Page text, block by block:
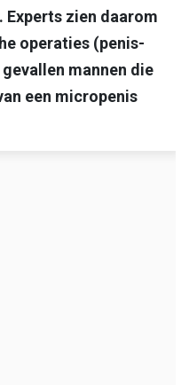
zien daarom
operaties (penis-
mannen die
een micropenis